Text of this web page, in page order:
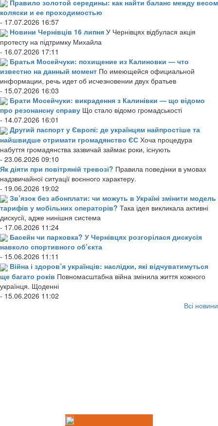
Правило золотой середины: как найти баланс между весом
коляски и ее проходимостью
- 17.07.2026 16:57
Новини Чернівців 16 липня У Чернівцях відбулася акція
протесту на підтримку Михайла
- 16.07.2026 17:11
Братья Мосейчуки: похищение из Калиновки — что
известно на данный момент По имеющейся официальной
информации, речь идет об исчезновении двух братьев
- 15.07.2026 16:03
Брати Мосейчуки: викрадення з Калинівки — що відомо
про резонансну справу Що стало відомо громадськості
- 14.07.2026 16:01
Другий паспорт у Європі: де українцям найпростіше та
найшвидше отримати громадянство ЄС Хоча процедура
набуття громадянства зазвичай займає роки, існують
- 23.06.2026 09:10
Як діяти при повітряній тревозі? Правила поведінки в умовах
надзвичайної ситуації воєнного характеру.
- 19.06.2026 19:02
Зв’язок без абонплати: чи можуть в Україні змінити модель
тарифів у мобільних операторів? Така ідея викликала активні
дискусії, адже нинішня система
- 17.06.2026 11:24
Басейн чи парковка? У Чернівцях розгорілася дискусія
навколо спортивного об’єкта
- 15.06.2026 11:11
Війна і здоров’я українців: наслідки, які відчуватимуться
ще багато років Повномасштабна війна змінила життя кожного
українця. Щоденні
- 15.06.2026 11:02
Всі новини